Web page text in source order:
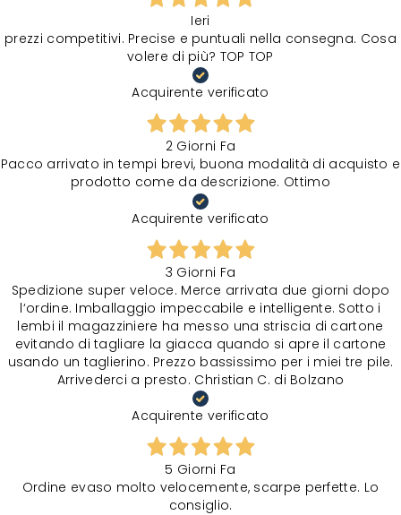
Ieri
prezzi competitivi. Precise e puntuali nella consegna. Cosa
volere di più? TOP TOP
Acquirente verificato
2 Giorni Fa
Pacco arrivato in tempi brevi, buona modalità di acquisto e
prodotto come da descrizione. Ottimo
Acquirente verificato
3 Giorni Fa
Spedizione super veloce. Merce arrivata due giorni dopo
l‘ordine. Imballaggio impeccabile e intelligente. Sotto i
lembi il magazziniere ha messo una striscia di cartone
evitando di tagliare la giacca quando si apre il cartone
usando un taglierino. Prezzo bassissimo per i miei tre pile.
Arrivederci a presto. Christian C. di Bolzano
Acquirente verificato
5 Giorni Fa
Ordine evaso molto velocemente, scarpe perfette. Lo
consiglio.